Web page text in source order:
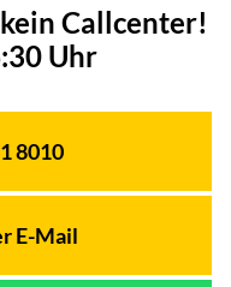
Callcenter!
Uhr
8010
E-Mail